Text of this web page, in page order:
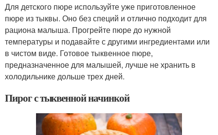
Для детского пюре используйте уже приготовленное
пюре из тыквы. Оно без специй и отлично подходит для
рациона малыша. Прогрейте пюре до нужной
температуры и подавайте с другими ингредиентами или
в чистом виде. Готовое тыквенное пюре,
предназначенное для малышей, лучше не хранить в
холодильнике дольше трех дней.
Пирог с тыквенной начинкой